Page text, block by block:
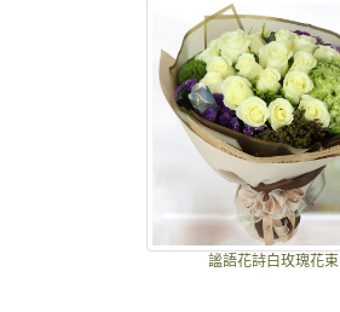
謐語花詩白玫瑰花束